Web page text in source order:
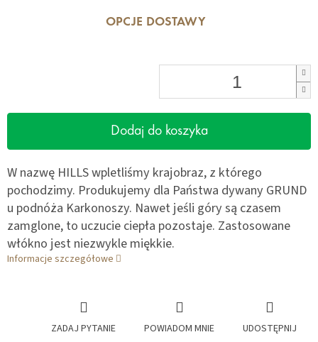
OPCJE DOSTAWY
Dodaj do koszyka
W nazwę HILLS wpletliśmy krajobraz, z którego
pochodzimy. Produkujemy dla Państwa dywany GRUND
u podnóża Karkonoszy. Nawet jeśli góry są czasem
zamglone, to uczucie ciepła pozostaje. Zastosowane
włókno jest niezwykle miękkie.
Informacje szczegółowe
ZADAJ PYTANIE POWIADOM MNIE UDOSTĘPNIJ